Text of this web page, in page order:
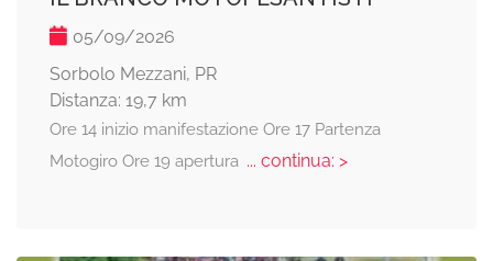
05/09/2026
Sorbolo Mezzani, PR
Distanza: 19,7 km
Ore 14 inizio manifestazione Ore 17 Partenza
Motogiro Ore 19 apertura ... continua: >